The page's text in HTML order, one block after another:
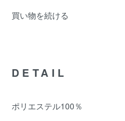
買い物を続ける
DETAIL
ポリエステル100％